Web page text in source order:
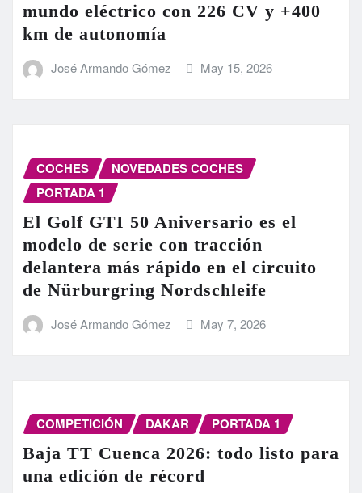
mundo eléctrico con 226 CV y +400
km de autonomía
José Armando Gómez May 15, 2026
COCHES
NOVEDADES COCHES
PORTADA 1
El Golf GTI 50 Aniversario es el
modelo de serie con tracción
delantera más rápido en el circuito
de Nürburgring Nordschleife
José Armando Gómez May 7, 2026
COMPETICIÓN DAKAR PORTADA 1
Baja TT Cuenca 2026: todo listo para
una edición de récord